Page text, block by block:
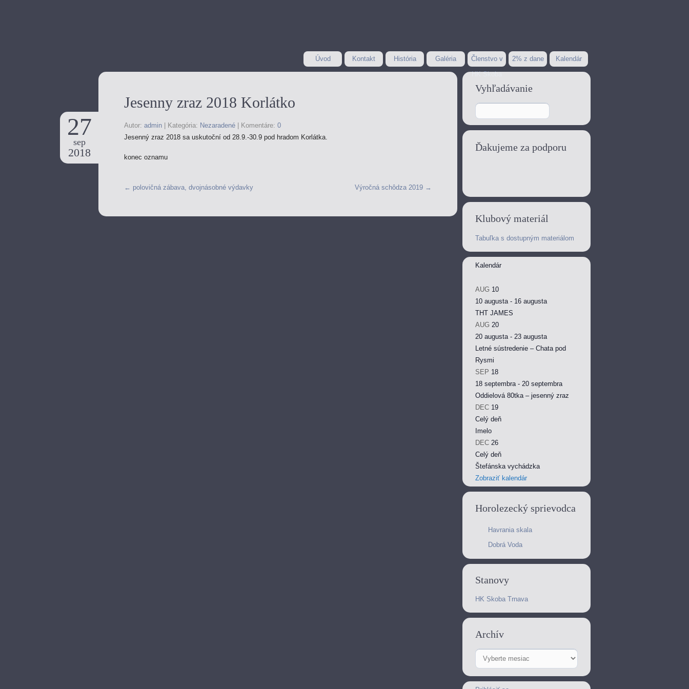
Úvod Kontakt História Galéria
Členstvo v
HK Skoba
2% z dane Kalendár
Jesenny zraz 2018 Korlátko
27
sep
2018
Autor: admin Kategória: Nezaradené Komentáre: 0
Jesenný zraz 2018 sa uskutoční od 28.9.-30.9 pod hradom Korlátka.
konec oznamu
← polovičná zábava, dvojnásobné výdavky Výročná schôdza 2019 →
Vyhľadávanie
Ďakujeme za podporu
Klubový materiál
Tabuľka s dostupným materiálom
Kalendár
AUG 10
10 augusta- 16 augusta
THT JAMES
AUG 20
20 augusta- 23 augusta
Letné sústredenie – Chata pod
Rysmi
SEP 18
18 septembra- 20 septembra
Oddielová 80tka – jesenný zraz
DEC 19
Celý deň
Imelo
DEC 26
Celý deň
Štefánska vychádzka
Zobraziť kalendár
Horolezecký sprievodca
Havrania skala
Dobrá Voda
Stanovy
HK Skoba Trnava
Archív
Archív